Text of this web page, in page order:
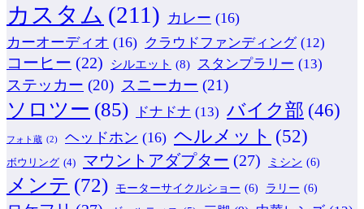
カスタム (211) カレー (16)
カーオーディオ (16) クラウドファンディング (12)
コーヒー (22) シルエット (8) スタンプラリー (13)
ステッカー (20) スニーカー (21)
ソロツー (85) ドナドナ (13) バイク部 (46)
フォト蔵 (2) ヘッドホン (16) ヘルメット (52)
ボウリング (4) マウントアダプター (27) ミシン (6)
メンテ (72) モーターサイクルショー (6) ラリー (6)